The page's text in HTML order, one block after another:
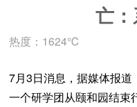
亡
热度：1624℃
7月3日消息，据媒体报道
一个研学团从颐和园结束